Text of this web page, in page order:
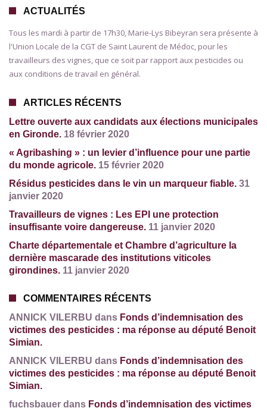
ACTUALITÉS
Tous les mardi à partir de 17h30, Marie-Lys Bibeyran sera présente à
l'Union Locale de la CGT de Saint Laurent de Médoc, pour les
travailleurs des vignes, que ce soit par rapport aux pesticides ou
aux conditions de travail en général.
ARTICLES RÉCENTS
Lettre ouverte aux candidats aux élections municipales
en Gironde. 18 février 2020
« Agribashing » : un levier d’influence pour une partie
du monde agricole. 15 février 2020
Résidus pesticides dans le vin un marqueur fiable. 31
janvier 2020
Travailleurs de vignes : Les EPI une protection
insuffisante voire dangereuse. 11 janvier 2020
Charte départementale et Chambre d’agriculture la
dernière mascarade des institutions viticoles
girondines. 11 janvier 2020
COMMENTAIRES RÉCENTS
ANNICK VILERBU dans Fonds d’indemnisation des
victimes des pesticides : ma réponse au député Benoit
Simian.
ANNICK VILERBU dans Fonds d’indemnisation des
victimes des pesticides : ma réponse au député Benoit
Simian.
fuchsbauer dans Fonds d’indemnisation des victimes